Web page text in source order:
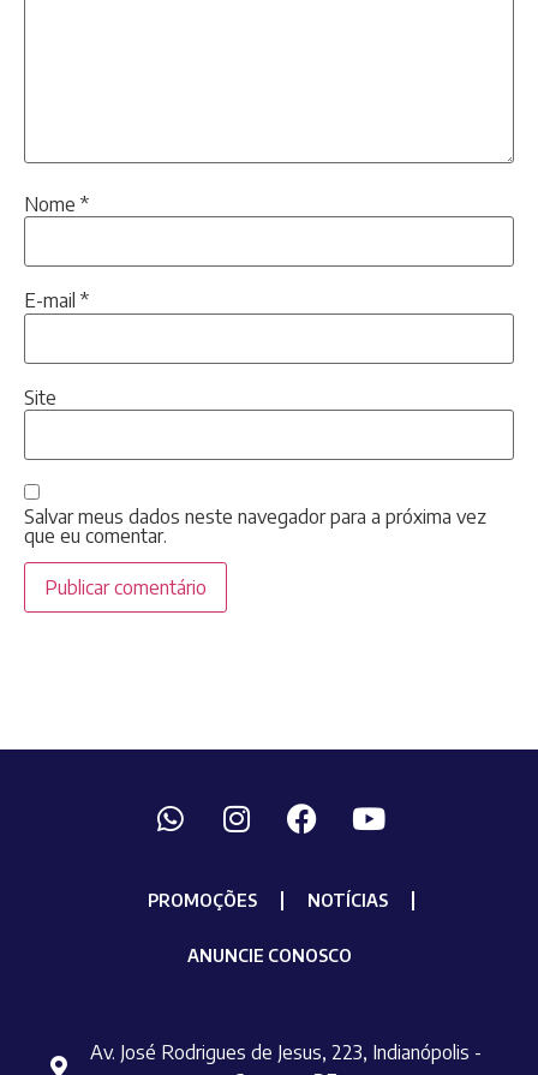
Nome *
E-mail *
Site
Salvar meus dados neste navegador para a próxima vez
que eu comentar.
PROMOÇÕES NOTÍCIAS
ANUNCIE CONOSCO
Av. José Rodrigues de Jesus, 223, Indianópolis -